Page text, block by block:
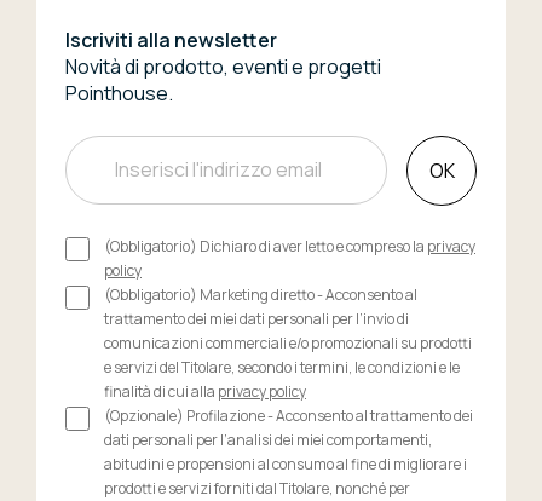
Iscriviti alla newsletter
Novità di prodotto, eventi e progetti
Pointhouse.
OK
(Obbligatorio) Dichiaro di aver letto e compreso la privacy
policy
(Obbligatorio) Marketing diretto - Acconsento al
trattamento dei miei dati personali per l’invio di
comunicazioni commerciali e/o promozionali su prodotti
e servizi del Titolare, secondo i termini, le condizioni e le
finalità di cui alla privacy policy
(Opzionale) Profilazione - Acconsento al trattamento dei
dati personali per l’analisi dei miei comportamenti,
abitudini e propensioni al consumo al fine di migliorare i
prodotti e servizi forniti dal Titolare, nonché per